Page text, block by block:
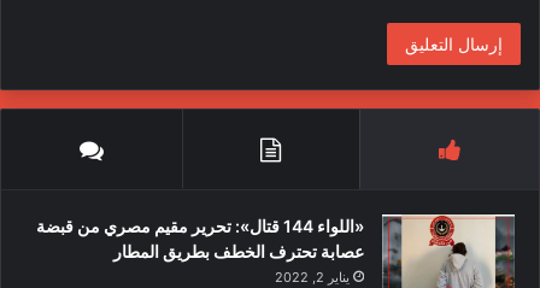
«اللواء 144 قتال»: تحرير مقيم مصري من قبضة
عصابة تحترف الخطف بطريق المطار
يناير 2, 2022